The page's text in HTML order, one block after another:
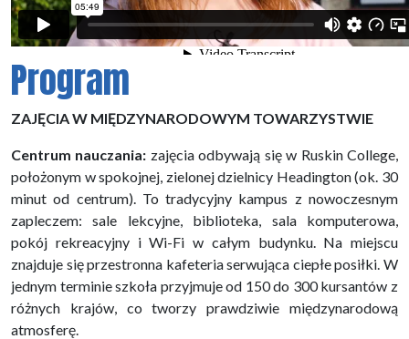
Program
ZAJĘCIA W MIĘDZYNARODOWYM TOWARZYSTWIE
Centrum nauczania: zajęcia odbywają się w Ruskin College,
położonym w spokojnej, zielonej dzielnicy Headington (ok. 30
minut od centrum). To tradycyjny kampus z nowoczesnym
zapleczem: sale lekcyjne, biblioteka, sala komputerowa,
pokój rekreacyjny i Wi-Fi w całym budynku. Na miejscu
znajduje się przestronna kafeteria serwująca ciepłe posiłki. W
jednym terminie szkoła przyjmuje od 150 do 300 kursantów z
różnych krajów, co tworzy prawdziwie międzynarodową
atmosferę.